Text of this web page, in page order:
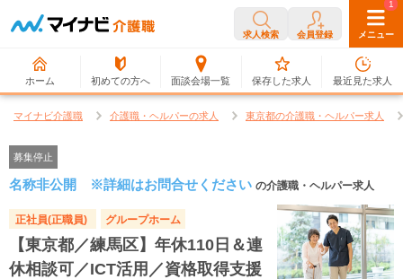
求人検索 会員登録 メニュー
ホーム 初めての方へ 面談会場一覧
0
保存した求人
1
最近見た求人
マイナビ介護職 介護職・ヘルパーの求人 東京都の介護職・ヘルパー求人
募集停止
名称非公開 ※詳細はお問合せください の介護職・ヘルパー求人
正社員(正職員) グループホーム
【東京都／練馬区】年休110日＆連
休相談可／ICT活用／資格取得支援